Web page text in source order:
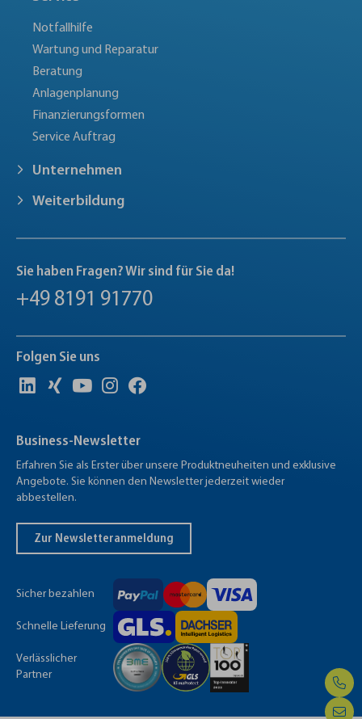
Notfallhilfe
Wartung und Reparatur
Beratung
Anlagenplanung
Finanzierungsformen
Service Auftrag
Unternehmen
Weiterbildung
Sie haben Fragen? Wir sind für Sie da!
+49 8191 91770
Folgen Sie uns
Business-Newsletter
Erfahren Sie als Erster über unsere Produktneuheiten und exklusive
Angebote. Sie können den Newsletter jederzeit wieder
abbestellen.
Zur Newsletteranmeldung
Sicher bezahlen
Schnelle Lieferung
Verlässlicher
Partner